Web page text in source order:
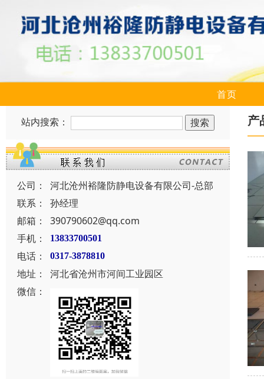
首页
站内搜索：
公司：
河北沧州裕隆防静电设备有限公司-总部
联系：
孙经理
邮箱：
390790602@qq.com
手机：
13833700501
电话： 0317-3878810
地址：
河北省沧州市河间工业园区
微信：
产